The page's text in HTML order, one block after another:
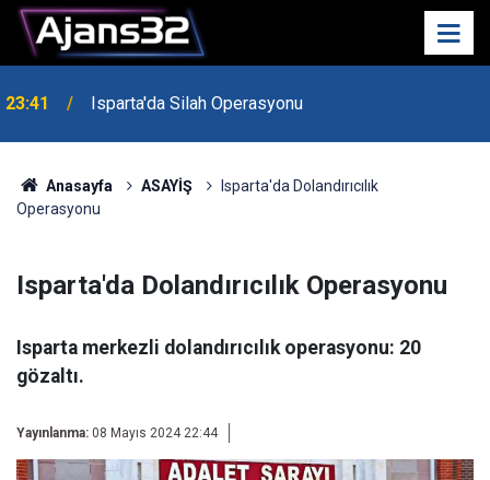
23:21
6 Mart Spor Salonu Yeniden Yükseliyor
Anasayfa ASAYİŞ
Isparta'da Dolandırıcılık
Operasyonu
Isparta'da Dolandırıcılık Operasyonu
Isparta merkezli dolandırıcılık operasyonu: 20
gözaltı.
Yayınlanma: 08 Mayıs 2024 22:44